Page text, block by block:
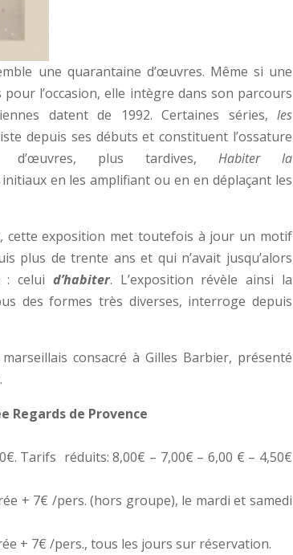
une quarantaine d’œuvres. Même si une
l’occasion, elle intègre dans son parcours
datent de 1992. Certaines séries, les
depuis ses débuts et constituent l’ossature
d’œuvres, plus tardives, Habiter la
en les amplifiant ou en en déplaçant les
cette exposition met toutefois à jour un motif
plus de trente ans et qui n’avait jusqu’alors
: celui d’habiter. L’exposition révèle ainsi la
des formes très diverses, interroge depuis
consacré à Gilles Barbier, présenté
Regards de Provence
Tarifs réduits: 8,00€ – 7,00€ – 6,00 € – 4,50€
+ 7€ /pers. (hors groupe), le mardi et samedi
+ 7€ /pers., tous les jours sur réservation.